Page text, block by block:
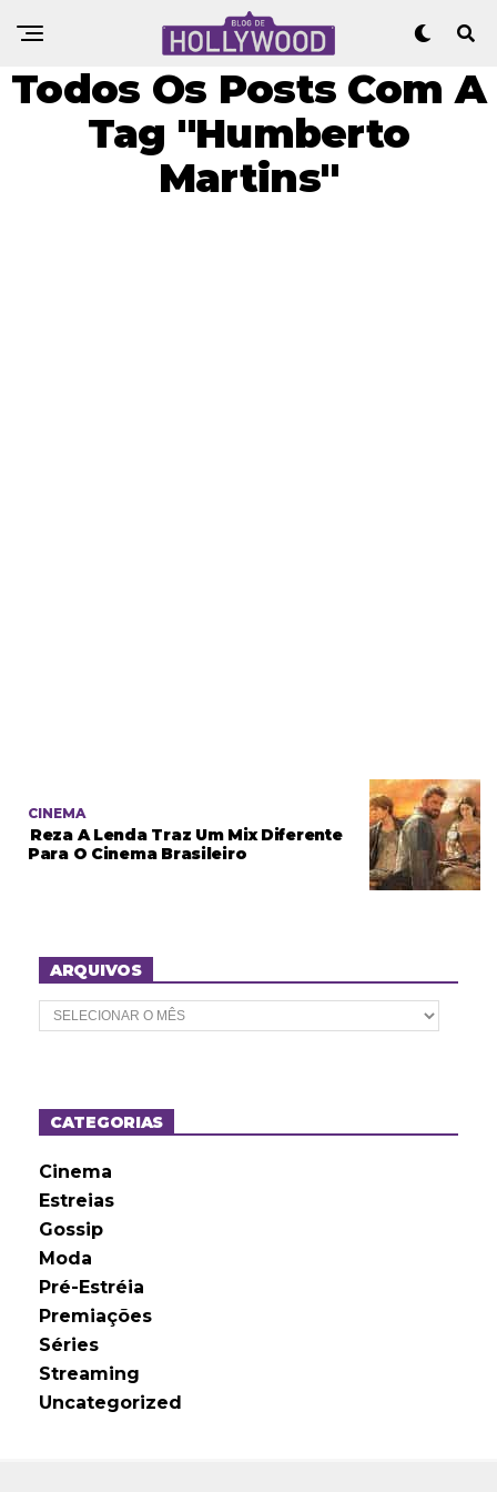
Todos Os Posts Com A
Tag "Humberto
Martins"
CINEMA
Reza A Lenda Traz Um Mix Diferente
Para O Cinema Brasileiro
ARQUIVOS
A
r
o
sCATEGORIAS
Cinema
Estreias
Gossip
Moda
Pré-Estréia
Premiações
Séries
Streaming
Uncategorized